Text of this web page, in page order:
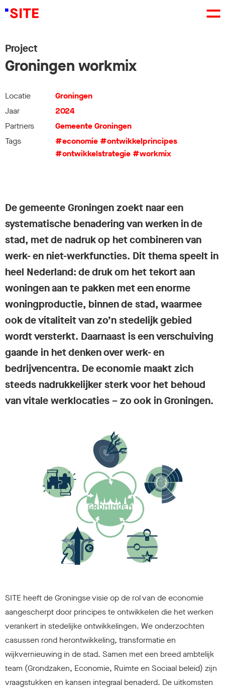
Project
Groningen workmix
Locatie
Groningen
Jaar
2024
Partners
Gemeente Groningen
Tags
#economie#ontwikkelprincipes
#ontwikkelstrategie#workmix
De gemeente Groningen zoekt naar een
systematische benadering van werken in de
stad, met de nadruk op het combineren van
werk- en niet-werkfuncties. Dit thema speelt in
heel Nederland: de druk om het tekort aan
woningen aan te pakken met een enorme
woningproductie, binnen de stad, waarmee
ook de vitaliteit van zo’n stedelijk gebied
wordt versterkt. Daarnaast is een verschuiving
gaande in het denken over werk- en
bedrijvencentra. De economie maakt zich
steeds nadrukkelijker sterk voor het behoud
van vitale werklocaties – zo ook in Groningen.
SITE heeft de Groningse visie op de rol van de economie
aangescherpt door principes te ontwikkelen die het werken
verankert in stedelijke ontwikkelingen. We onderzochten
casussen rond herontwikkeling, transformatie en
wijkvernieuwing in de stad. Samen met een breed ambtelijk
team (Grondzaken, Economie, Ruimte en Sociaal beleid) zijn
vraagstukken en kansen integraal benaderd. De uitkomsten